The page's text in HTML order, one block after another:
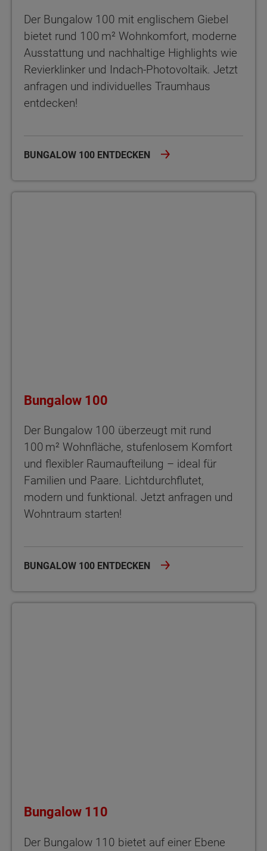
Der Bungalow 100 mit englischem Giebel
bietet rund 100 m² Wohnkomfort, moderne
Ausstattung und nachhaltige Highlights wie
Revierklinker und Indach-Photovoltaik. Jetzt
anfragen und individuelles Traumhaus
entdecken!
BUNGALOW 100 ENTDECKEN
Bungalow 100
Der Bungalow 100 überzeugt mit rund
100 m² Wohnfläche, stufenlosem Komfort
und flexibler Raumaufteilung – ideal für
Familien und Paare. Lichtdurchflutet,
modern und funktional. Jetzt anfragen und
Wohntraum starten!
BUNGALOW 100 ENTDECKEN
Bungalow 110
Der Bungalow 110 bietet auf einer Ebene